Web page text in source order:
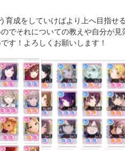
成をしていけばより上へ目指せ
でそれについての教えや自分が
す！よろしくお願いします！